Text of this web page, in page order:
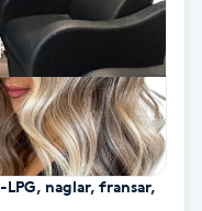
naglar, fransar,